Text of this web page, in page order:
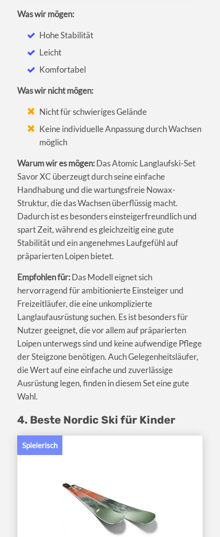
Was wir mögen:
Hohe Stabilität
Leicht
Komfortabel
Was wir nicht mögen:
Nicht für schwieriges Gelände
Keine individuelle Anpassung durch Wachsen
möglich
Warum wir es mögen:Das Atomic Langlaufski-Set
Savor XC überzeugt durch seine einfache
Handhabung und die wartungsfreie Nowax-
Struktur, die das Wachsen überflüssig macht.
Dadurch ist es besonders einsteigerfreundlich und
spart Zeit, während es gleichzeitig eine gute
Stabilität und ein angenehmes Laufgefühl auf
präparierten Loipen bietet.
Empfohlen für:Das Modell eignet sich
hervorragend für ambitionierte Einsteiger und
Freizeitläufer, die eine unkomplizierte
Langlaufausrüstung suchen. Es ist besonders für
Nutzer geeignet, die vor allem auf präparierten
Loipen unterwegs sind und keine aufwendige Pflege
der Steigzone benötigen. Auch Gelegenheitsläufer,
die Wert auf eine einfache und zuverlässige
Ausrüstung legen, finden in diesem Set eine gute
Wahl.
4. Beste Nordic Ski für Kinder
Spielerisch